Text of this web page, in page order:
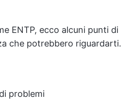
ENTP, ecco alcuni punti di
che potrebbero riguardarti.
problemi